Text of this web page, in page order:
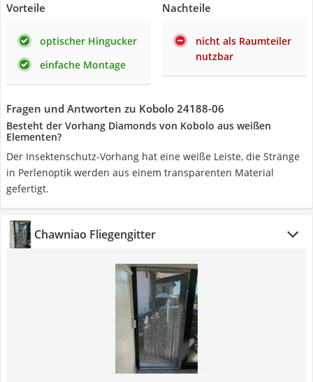
Vorteile
optischer Hingucker
einfache Montage
Nachteile
nicht als Raumteiler
nutzbar
Fragen und Antworten zu Kobolo 24188-06
Besteht der Vorhang Diamonds von Kobolo aus weißen
Elementen?
Der Insektenschutz-Vorhang hat eine weiße Leiste, die Stränge
in Perlenoptik werden aus einem transparenten Material
gefertigt.
Chawniao Fliegengitter